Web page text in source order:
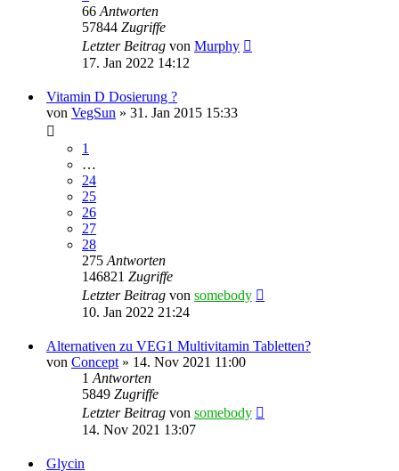
66 Antworten
57844 Zugriffe
Letzter Beitrag von Murphy
17. Jan 2022 14:12
Vitamin D Dosierung ?
von VegSun » 31. Jan 2015 15:33
1
…
24
25
26
27
28
275 Antworten
146821 Zugriffe
Letzter Beitrag von somebody
10. Jan 2022 21:24
Alternativen zu VEG1 Multivitamin Tabletten?
von Concept » 14. Nov 2021 11:00
1 Antworten
5849 Zugriffe
Letzter Beitrag von somebody
14. Nov 2021 13:07
Glycin